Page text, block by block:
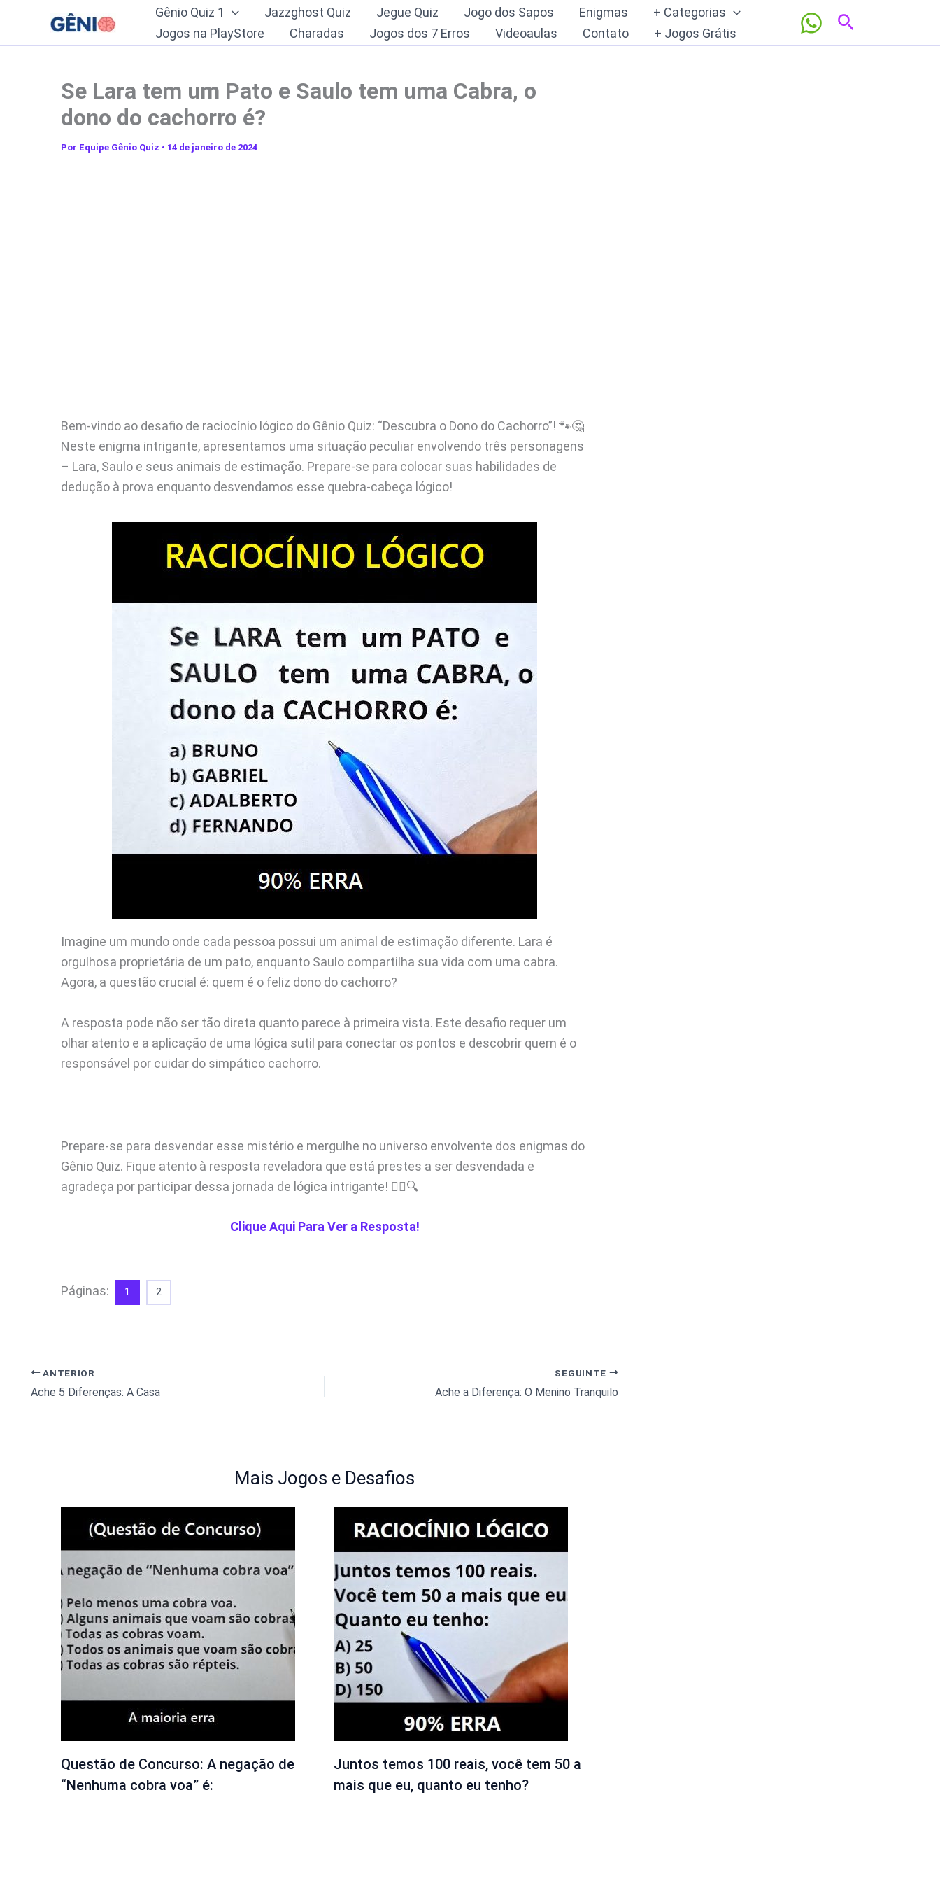
o
Gênio Quiz 1 Jazzghost Quiz Jegue Quiz Jogo dos Sapos Enigmas
+ Categorias
Jogos na PlayStore
Charadas Jogos dos 7 Erros Videoaulas Contato + Jogos Grátis
Pesquisar
Se Lara tem um Pato e Saulo tem uma Cabra, o
dono do cachorro é?
Por Equipe Gênio Quiz • 14 de janeiro de 2024
Bem-vindo ao desafio de raciocínio lógico do Gênio Quiz: “Descubra o Dono do Cachorro”! 🐾🤔
Neste enigma intrigante, apresentamos uma situação peculiar envolvendo três personagens
– Lara, Saulo e seus animais de estimação. Prepare-se para colocar suas habilidades de
dedução à prova enquanto desvendamos esse quebra-cabeça lógico!
Imagine um mundo onde cada pessoa possui um animal de estimação diferente. Lara é
orgulhosa proprietária de um pato, enquanto Saulo compartilha sua vida com uma cabra.
Agora, a questão crucial é: quem é o feliz dono do cachorro?
A resposta pode não ser tão direta quanto parece à primeira vista. Este desafio requer um
olhar atento e a aplicação de uma lógica sutil para conectar os pontos e descobrir quem é o
responsável por cuidar do simpático cachorro.
Prepare-se para desvendar esse mistério e mergulhe no universo envolvente dos enigmas do
Gênio Quiz. Fique atento à resposta reveladora que está prestes a ser desvendada e
agradeça por participar dessa jornada de lógica intrigante! 🕵️‍♂️🔍
Clique Aqui Para Ver a Resposta!
Páginas: 1 2
ANTERIOR
Ache 5 Diferenças: A Casa
SEGUINTE
Ache a Diferença: O Menino Tranquilo
Mais Jogos e Desafios
Questão de Concurso: A negação de
“Nenhuma cobra voa” é:
Juntos temos 100 reais, você tem 50 a
mais que eu, quanto eu tenho?